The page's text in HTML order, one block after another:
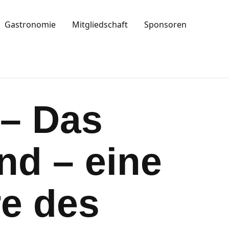
Gastronomie Mitgliedschaft Sponsoren
Das
– eine
des